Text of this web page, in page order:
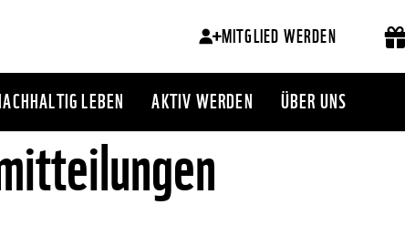
MITGLIED WERDEN
LEBEN AKTIV WERDEN ÜBER UNS